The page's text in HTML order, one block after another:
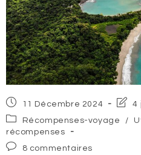
Post
published:
11 Décembre 2024
Post4
Post
category:
Récompenses-voyage /
récompenses
Post8 commentaires